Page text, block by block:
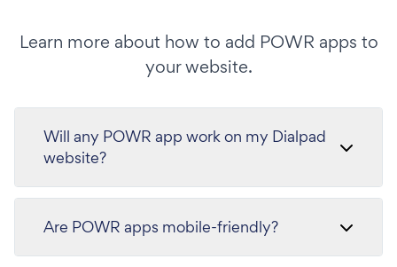
Learn more about how to add POWR apps to
your website.
Will any POWR app work on my Dialpad
website?
Are POWR apps mobile-friendly?